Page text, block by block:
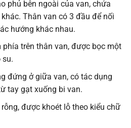
phủ bên ngoài của van, chứa
Thân van có 3 đầu để nối
hướng khác nhau.
phía trên thân van, được bọc một
su.
đứng ở giữa van, có tác dụng
tay gạt xuống bi van.
được khoét lỗ theo kiểu chữ